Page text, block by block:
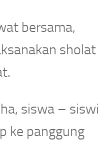
bersama,
sholat
siswa – siswi
ke panggung